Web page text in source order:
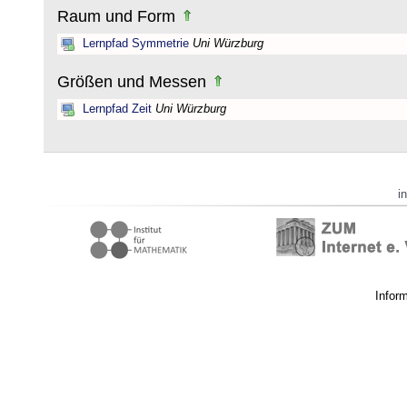
Raum und Form
Lernpfad Symmetrie Uni Würzburg
Größen und Messen
Lernpfad Zeit Uni Würzburg